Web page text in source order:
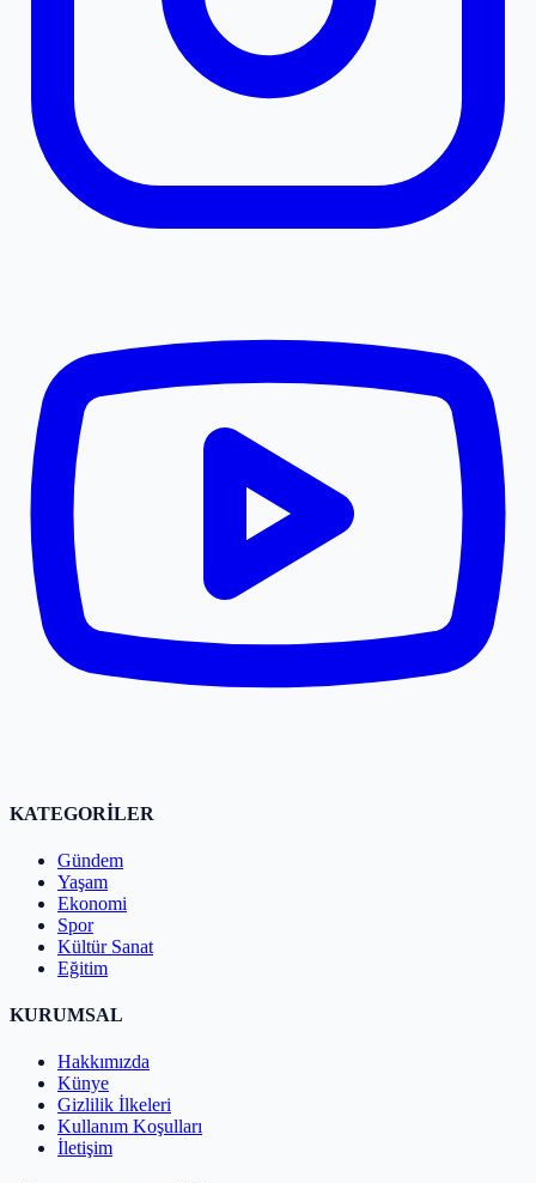
KATEGORİLER
Gündem
Yaşam
Ekonomi
Spor
Kültür Sanat
Eğitim
KURUMSAL
Hakkımızda
Künye
Gizlilik İlkeleri
Kullanım Koşulları
İletişim